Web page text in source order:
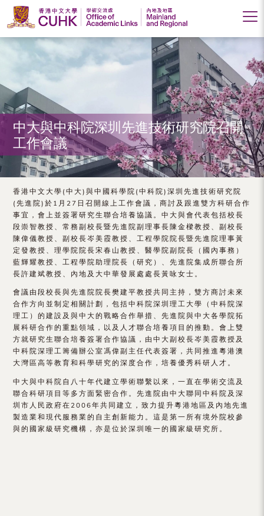
香
港
中
文
大
學
學
術
交
流
處
（內
地
及
地
區）
中大與中科院深圳先進技術研究院召開
工作會議
香港中文大學(中大)與中國科學院(中科院)深圳先進技術研究院
(先進院)於1月27日召開線上工作會議，商討及跟進雙方科研合作
事宜，會上並簽署研究生聯合培養協議。中大與會代表包括校長
段崇智教授、常務副校長暨先進院副理事長陳金樑教授、副校長
陳偉儀教授、副校長岑美霞教授、工程學院院長暨先進院理事黃
定發教授、理學院院長宋春山教授、醫學院副院長（國內事務）
藍輝耀教授、工程學院助理院長（研究）、先進院集成所聯合所
長許建斌教授、內地及大中華發展處處長黃咏女士。
會議由段校長與先進院院長樊建平教授共同主持，雙方商討未來
合作方向並制定相關計劃，包括中科院深圳理工大學（中科院深
理工）的建設及與中大的戰略合作舉措、先進院與中大各學院拓
展科研合作的重點領域，以及人才聯合培養項目的推動。會上雙
方就研究生聯合培養簽署合作協議，由中大副校長岑美霞教授及
中科院深理工籌備辦公室馮偉副主任代表簽署，共同推進粵港澳
大灣區高等教育和科學研究的深度合作，培養優秀科研人才。
中大與中科院自八十年代建立學術聯繫以來，一直在學術交流及
聯合科研項目等多方面緊密合作。先進院由中大聯同中科院及深
圳市人民政府在2006年共同建立，致力提升粵港地區及內地先進
製造業和現代服務業的自主創新能力。這是第一所有境外院校參
與的國家級研究機構，亦是位於深圳唯一的國家級研究所。